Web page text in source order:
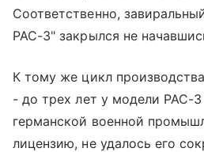
Соответственно,
PAC-3" закрылся не
К тому же цикл
- до трех лет у модели PAC-
германской военной
лицензию, не удалось его